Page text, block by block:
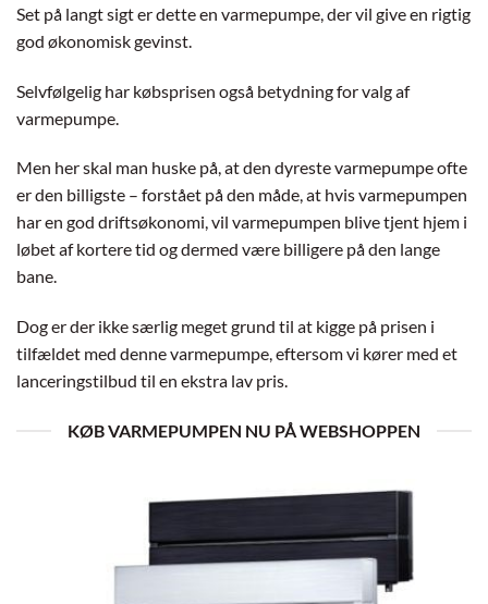
Set på langt sigt er dette en varmepumpe, der vil give en rigtig
god økonomisk gevinst.
Selvfølgelig har købsprisen også betydning for valg af
varmepumpe.
Men her skal man huske på, at den dyreste varmepumpe ofte
er den billigste – forstået på den måde, at hvis varmepumpen
har en god driftsøkonomi, vil varmepumpen blive tjent hjem i
løbet af kortere tid og dermed være billigere på den lange
bane.
Dog er der ikke særlig meget grund til at kigge på prisen i
tilfældet med denne varmepumpe, eftersom vi kører med et
lanceringstilbud til en ekstra lav pris.
KØB VARMEPUMPEN NU PÅ WEBSHOPPEN